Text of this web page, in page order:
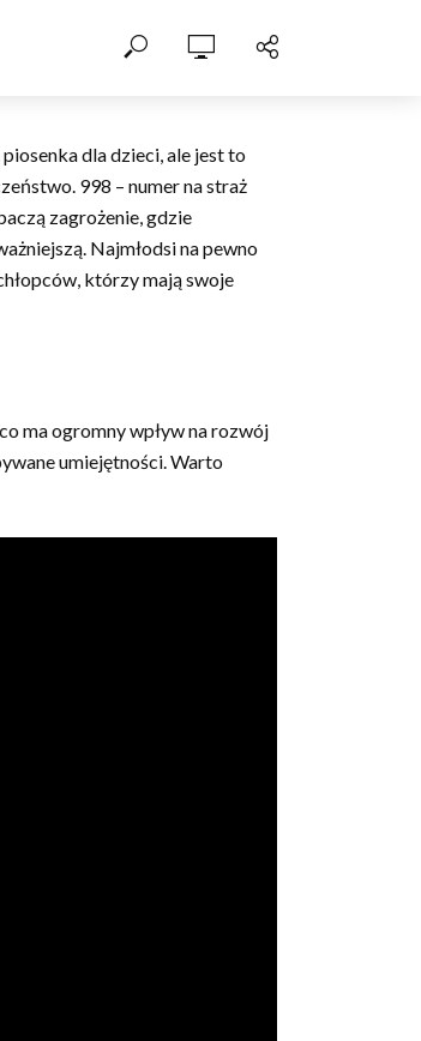
dla dzieci, ale jest to
998 – numer na straż
zagrożenie, gdzie
Najmłodsi na pewno
którzy mają swoje
ma ogromny wpływ na rozwój
umiejętności. Warto